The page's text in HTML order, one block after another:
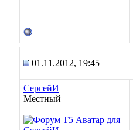
01.11.2012, 19:45
СергейИ
Местный